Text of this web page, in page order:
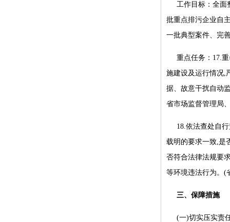
工作目标：全面
批重点排污企业自
一批典型案件、完
重点任务：17.
施建设及运行情况,
据、故意干扰自动
省市场监督管理局
18.依法查处自
载明的要求一致,是
否符合法律法规要
等环境违法行为。(
三、保障措施
(一)切实压实责